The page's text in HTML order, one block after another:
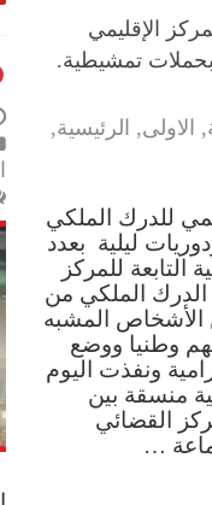
الإقليمي
تمشيطية.
, الاولى, الرئيسية,
للدرك الملكي
ليلية بعدد
التابعة للمركز
الملكي من
المشبه
وطنيا ووضع
ونفذت اليوم
2023 ،عملية منسقة بين
القضائي
…